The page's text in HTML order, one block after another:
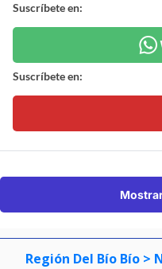
Suscríbete en:
Suscríbete en:
Región Del Bío Bío >